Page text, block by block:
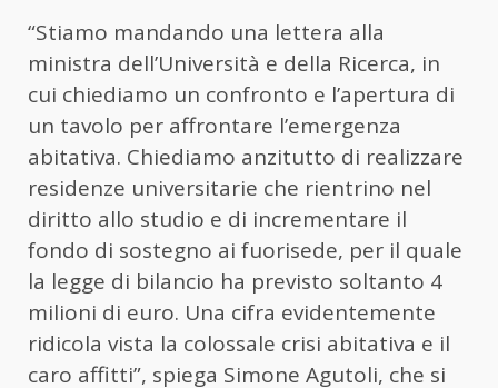
“Stiamo mandando una lettera alla
ministra dell’Università e della Ricerca, in
cui chiediamo un confronto e l’apertura di
un tavolo per affrontare l’emergenza
abitativa. Chiediamo anzitutto di realizzare
residenze universitarie che rientrino nel
diritto allo studio e di incrementare il
fondo di sostegno ai fuorisede, per il quale
la legge di bilancio ha previsto soltanto 4
milioni di euro. Una cifra evidentemente
ridicola vista la colossale crisi abitativa e il
caro affitti”, spiega Simone Agutoli, che si